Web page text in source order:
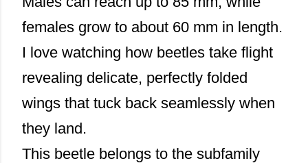
females grow to about 60 mm in length.
I love watching how beetles take flight
revealing delicate, perfectly folded
wings that tuck back seamlessly when
they land.
This beetle belongs to the subfamily